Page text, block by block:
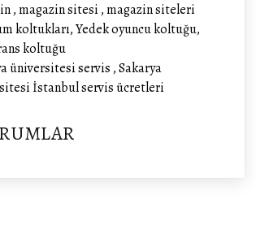
, magazin sitesi , magazin siteleri
koltukları, Yedek oyuncu koltuğu,
koltuğu
üniversitesi servis , Sakarya
İstanbul servis ücretleri